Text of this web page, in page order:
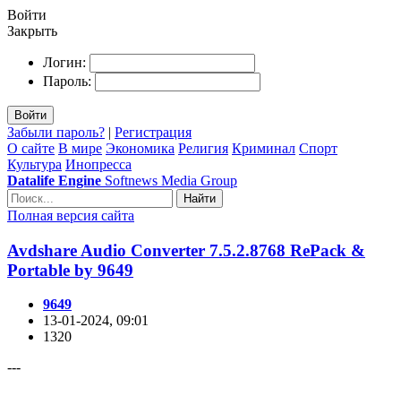
Войти
Закрыть
Логин:
Пароль:
Войти
Забыли пароль? | Регистрация
О сайте В мире Экономика Религия Криминал Спорт
Культура Инопресса
Datalife Engine Softnews Media Group
Найти
Полная версия сайта
Avdshare Audio Converter 7.5.2.8768 RePack &
Portable by 9649
9649
13-01-2024, 09:01
1320
---